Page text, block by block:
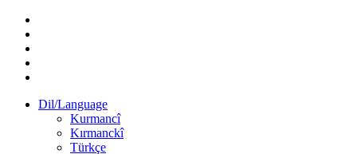
Dil/Language
Kurmancî
Kırmanckî
Türkçe